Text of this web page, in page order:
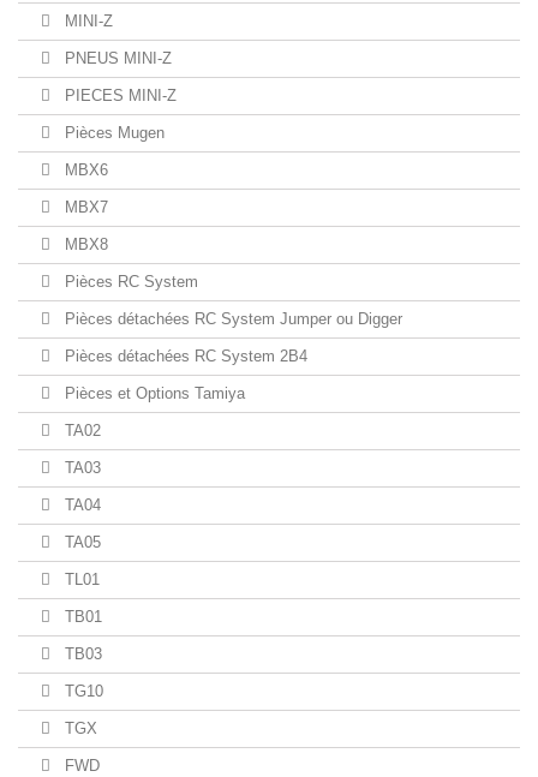
MINI-Z
PNEUS MINI-Z
PIECES MINI-Z
Pièces Mugen
MBX6
MBX7
MBX8
Pièces RC System
Pièces détachées RC System Jumper ou Digger
Pièces détachées RC System 2B4
Pièces et Options Tamiya
TA02
TA03
TA04
TA05
TL01
TB01
TB03
TG10
TGX
FWD